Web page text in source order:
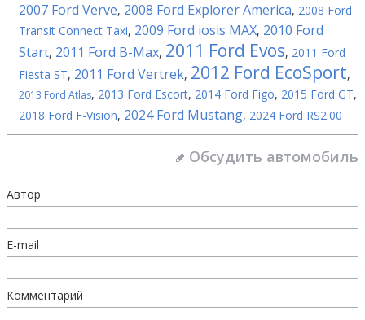
2007 Ford Verve, 2008 Ford Explorer America, 2008 Ford
Transit Connect Taxi, 2009 Ford iosis MAX, 2010 Ford
Start, 2011 Ford B-Max, 2011 Ford Evos, 2011 Ford
Fiesta ST, 2011 Ford Vertrek, 2012 Ford EcoSport,
2013 Ford Atlas, 2013 Ford Escort, 2014 Ford Figo, 2015 Ford GT,
2018 Ford F-Vision, 2024 Ford Mustang, 2024 Ford RS2.00
Обсудить автомобиль
Автор
E-mail
Комментарий